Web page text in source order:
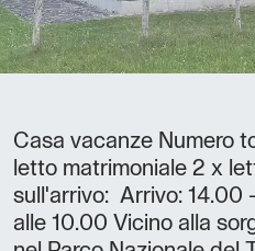
Casa vacanze Numero
letto matrimoniale 2 x
sull'arrivo: Arrivo: 14.00
alle 10.00 Vicino alla